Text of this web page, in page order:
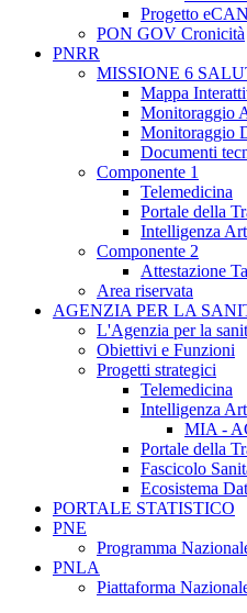
Progetto
PON GOV Cronicità
PNRR
MISSIONE 6
Mappa
Monitoraggio
Monitoraggio
Documenti
Componente 1
Telemedicina
Portale della
Intelligenza
Componente 2
Attestazione
Area riservata
AGENZIA PER LA
L'Agenzia per la
Obiettivi e Funzioni
Progetti strategici
Telemedicina
Intelligenza
MIA -
Portale della
Fascicolo
Ecosistema
PORTALE STATISTICO
PNE
Programma
PNLA
Piattaforma